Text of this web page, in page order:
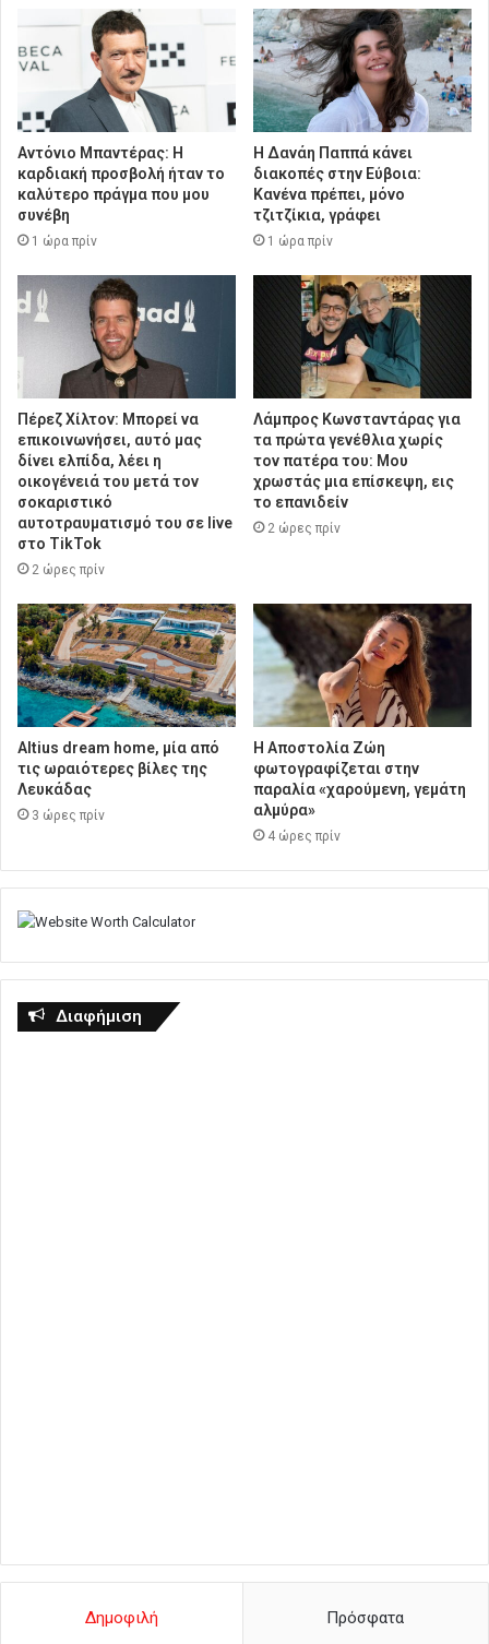
Αντόνιο Μπαντέρας: Η
καρδιακή προσβολή ήταν το
καλύτερο πράγμα που μου
συνέβη
1 ώρα πρίν
Η Δανάη Παππά κάνει
διακοπές στην Εύβοια:
Κανένα πρέπει, μόνο
τζιτζίκια, γράφει
1 ώρα πρίν
Πέρεζ Χίλτον: Μπορεί να
επικοινωνήσει, αυτό μας
δίνει ελπίδα, λέει η
οικογένειά του μετά τον
σοκαριστικό
αυτοτραυματισμό του σε live
στο TikTok
2 ώρες πρίν
Λάμπρος Κωνσταντάρας για
τα πρώτα γενέθλια χωρίς
τον πατέρα του: Μου
χρωστάς μια επίσκεψη, εις
το επανιδείν
2 ώρες πρίν
Altius dream home, μία από
τις ωραιότερες βίλες της
Λευκάδας
3 ώρες πρίν
H Αποστολία Ζώη
φωτογραφίζεται στην
παραλία «χαρούμενη, γεμάτη
αλμύρα»
4 ώρες πρίν
Διαφήμιση
Δημοφιλή Πρόσφατα